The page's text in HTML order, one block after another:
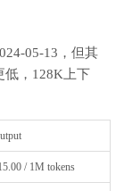
05-13，但其
低，128K上下
/ 1M tokens